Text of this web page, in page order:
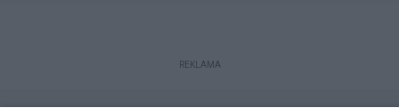
REKLAMA